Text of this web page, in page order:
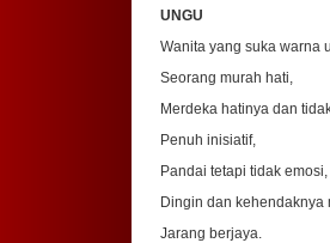
UNGU
Wanita yang suka warna
Seorang murah hati,
Merdeka hatinya dan
Penuh inisiatif,
Pandai tetapi tidak emosi,
Dingin dan kehendaknya
Jarang berjaya.